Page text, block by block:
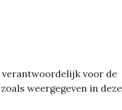
verantwoordelijk voor de
weergegeven in deze